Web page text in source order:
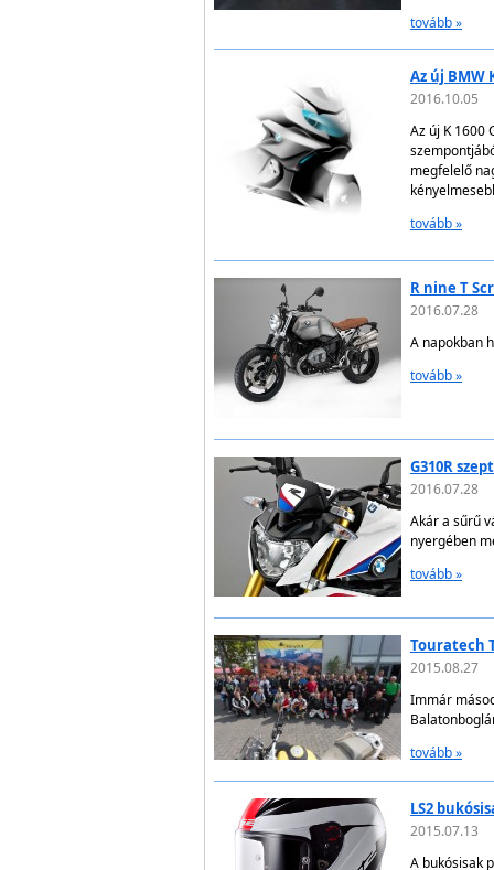
tovább »
Az új BMW
2016.10.05
Az új K 1600
megfelelő
tovább »
R nine T
2016.07.28
A napokban
tovább »
G310R
2016.07.28
Akár a sűrű
nyergében
tovább »
Touratech
2015.08.27
Immár
tovább »
LS2
2015.07.13
A bukósisak